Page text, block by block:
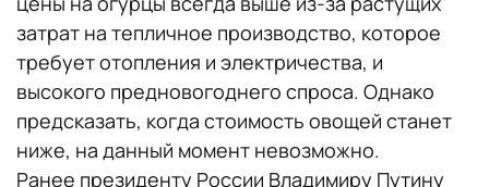
затрат на тепличное производство, которое
требует отопления и электричества, и
высокого предновогоднего спроса. Однако
предсказать, когда стоимость овощей станет
ниже, на данный момент невозможно.
Ранее президенту России Владимиру Путину